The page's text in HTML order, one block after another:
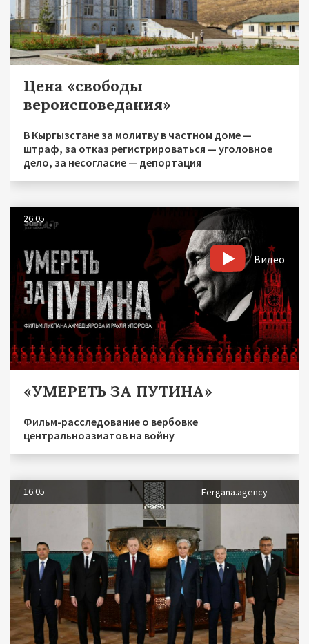
Цена «свободы
вероисповедания»
В Кыргызстане за молитву в частном доме —
штраф, за отказ регистрироваться — уголовное
дело, за несогласие — депортация
26.05
Видео
«УМЕРЕТЬ ЗА ПУТИНА»
Фильм-расследование о вербовке
центральноазиатов на войну
16.05 Fergana.agency